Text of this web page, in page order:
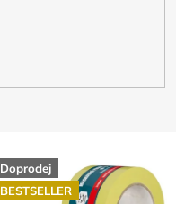
Doprodej
BESTSELLER